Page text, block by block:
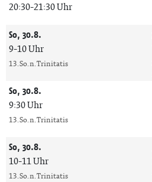
20:30-21:30 Uhr
So, 30.8.
9-10 Uhr
13. So. n. Trinitatis
So, 30.8.
9:30 Uhr
13. So. n. Trinitatis
So, 30.8.
10-11 Uhr
13. So. n. Trinitatis